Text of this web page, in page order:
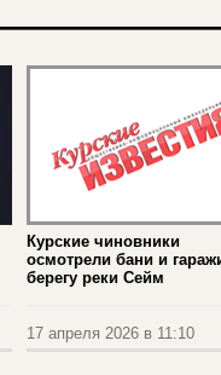
Курские чиновники
осмотрели бани и
берегу реки Сейм
17 апреля 2026 в 11:10